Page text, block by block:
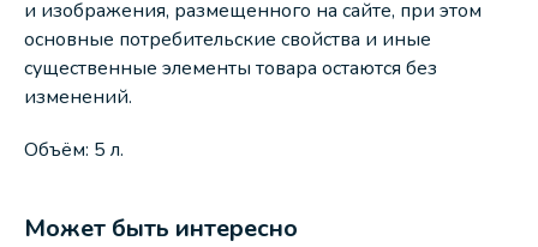
и изображения, размещенного на сайте, при этом
основные потребительские свойства и иные
существенные элементы товара остаются без
изменений.
Объём: 5 л.
Может быть интересно